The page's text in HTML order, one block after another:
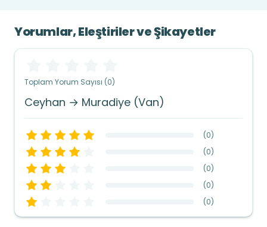
Yorumlar, Eleştiriler ve Şikayetler
Toplam Yorum Sayısı (0)
Ceyhan → Muradiye (Van)
(0)
(0)
(0)
(0)
(0)